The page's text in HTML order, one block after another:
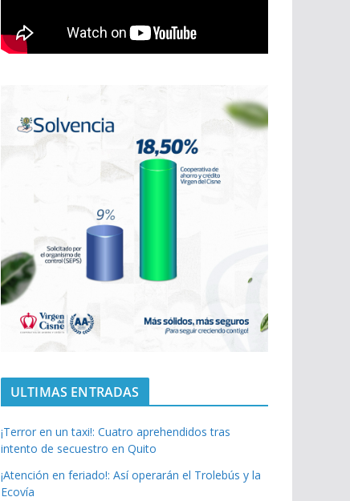
ULTIMAS ENTRADAS
¡Terror en un taxi!: Cuatro aprehendidos tras
intento de secuestro en Quito
¡Atención en feriado!: Así operarán el Trolebús y la
Ecovía